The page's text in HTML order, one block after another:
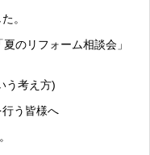
。
のリフォーム相談会」
う考え方)
う皆様へ